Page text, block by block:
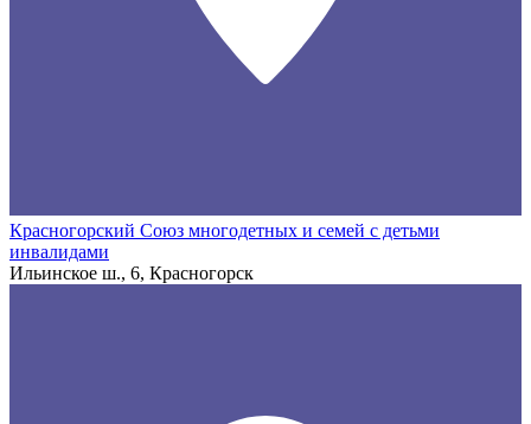
Красногорский Союз многодетных и семей с детьми
инвалидами
Ильинское ш., 6, Красногорск